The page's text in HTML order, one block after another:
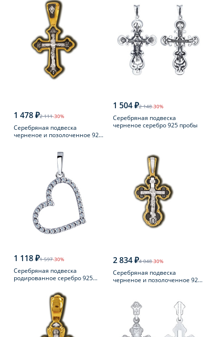
1 478 ₽2 111-30%
Серебряная подвеска
черненое и позолоченное 925
1 504 ₽2 148-30%
Серебряная подвеска
черненое серебро 925 пробы
1 118 ₽1 597-30%
Серебряная подвеска
родированное серебро 925
2 834 ₽4 048-30%
Серебряная подвеска
черненое и позолоченное 925